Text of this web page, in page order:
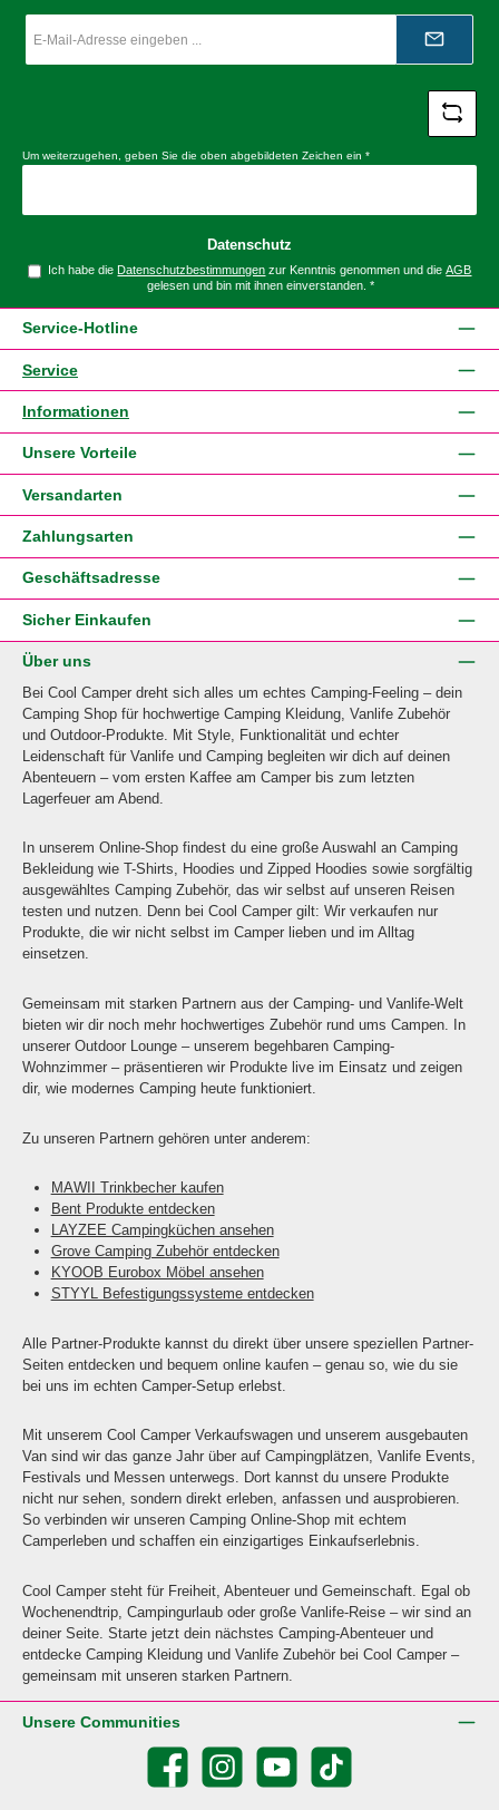
Mail-
*
Um weiterzugehen, geben Sie die oben abgebildeten Zeichen ein *
Datenschutz
Ich habe dieDatenschutzbestimmungen zur Kenntnis genommen und dieAGB
gelesen und bin mit ihnen einverstanden. *
Service-Hotline
Service
Informationen
Unsere Vorteile
Versandarten
Zahlungsarten
Geschäftsadresse
Sicher Einkaufen
Über uns
Bei Cool Camper dreht sich alles um echtes Camping-Feeling – dein
Camping Shop für hochwertige Camping Kleidung, Vanlife Zubehör
und Outdoor-Produkte. Mit Style, Funktionalität und echter
Leidenschaft für Vanlife und Camping begleiten wir dich auf deinen
Abenteuern – vom ersten Kaffee am Camper bis zum letzten
Lagerfeuer am Abend.
In unserem Online-Shop findest du eine große Auswahl an Camping
Bekleidung wie T-Shirts, Hoodies und Zipped Hoodies sowie sorgfältig
ausgewähltes Camping Zubehör, das wir selbst auf unseren Reisen
testen und nutzen. Denn bei Cool Camper gilt: Wir verkaufen nur
Produkte, die wir nicht selbst im Camper lieben und im Alltag
einsetzen.
Gemeinsam mit starken Partnern aus der Camping- und Vanlife-Welt
bieten wir dir noch mehr hochwertiges Zubehör rund ums Campen. In
unserer Outdoor Lounge – unserem begehbaren Camping-
Wohnzimmer – präsentieren wir Produkte live im Einsatz und zeigen
dir, wie modernes Camping heute funktioniert.
Zu unseren Partnern gehören unter anderem:
MAWII Trinkbecher kaufen
Bent Produkte entdecken
LAYZEE Campingküchen ansehen
Grove Camping Zubehör entdecken
KYOOB Eurobox Möbel ansehen
STYYL Befestigungssysteme entdecken
Alle Partner-Produkte kannst du direkt über unsere speziellen Partner-
Seiten entdecken und bequem online kaufen – genau so, wie du sie
bei uns im echten Camper-Setup erlebst.
Mit unserem Cool Camper Verkaufswagen und unserem ausgebauten
Van sind wir das ganze Jahr über auf Campingplätzen, Vanlife Events,
Festivals und Messen unterwegs. Dort kannst du unsere Produkte
nicht nur sehen, sondern direkt erleben, anfassen und ausprobieren.
So verbinden wir unseren Camping Online-Shop mit echtem
Camperleben und schaffen ein einzigartiges Einkaufserlebnis.
Cool Camper steht für Freiheit, Abenteuer und Gemeinschaft. Egal ob
Wochenendtrip, Campingurlaub oder große Vanlife-Reise – wir sind an
deiner Seite. Starte jetzt dein nächstes Camping-Abenteuer und
entdecke Camping Kleidung und Vanlife Zubehör bei Cool Camper –
gemeinsam mit unseren starken Partnern.
Unsere Communities
Facebook Instagram YouTube TikTok